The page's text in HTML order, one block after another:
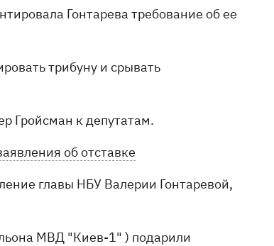
Гонтарева требование об ее
трибуну и срывать
Гройсман к депутатам.
об отставке
главы НБУ Валерии Гонтаревой,
МВД "Киев-1" ) подарили